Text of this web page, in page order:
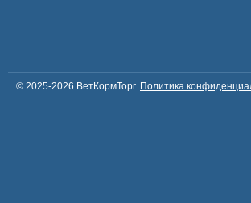
© 2025-2026 ВетКормТорг. Политика